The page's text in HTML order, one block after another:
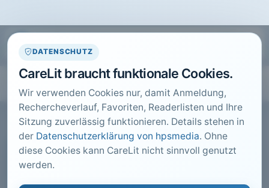
DATENSCHUTZ
CareLit braucht funktionale Cookies.
Wir verwenden Cookies nur, damit Anmeldung,
Rechercheverlauf, Favoriten, Readerlisten und Ihre
Sitzung zuverlässig funktionieren. Details stehen in
der Datenschutzerklärung von hpsmedia. Ohne
diese Cookies kann CareLit nicht sinnvoll genutzt
werden.CARELIT FACHARTIKEL
Zur Tötung auf Verlangen